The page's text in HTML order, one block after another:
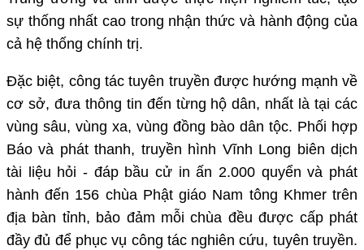
sự thống nhất cao trong nhận thức và hành động của
cả hệ thống chính trị.
Đặc biệt, công tác tuyên truyền được hướng mạnh về
cơ sở, đưa thông tin đến từng hộ dân, nhất là tại các
vùng sâu, vùng xa, vùng đồng bào dân tộc. Phối hợp
Báo và phát thanh, truyền hình Vĩnh Long biên dịch
tài liệu hỏi - đáp bầu cử in ấn 2.000 quyển và phát
hành đến 156 chùa Phật giáo Nam tông Khmer trên
địa bàn tỉnh, bảo đảm mỗi chùa đều được cấp phát
đầy đủ để phục vụ công tác nghiên cứu, tuyên truyền.